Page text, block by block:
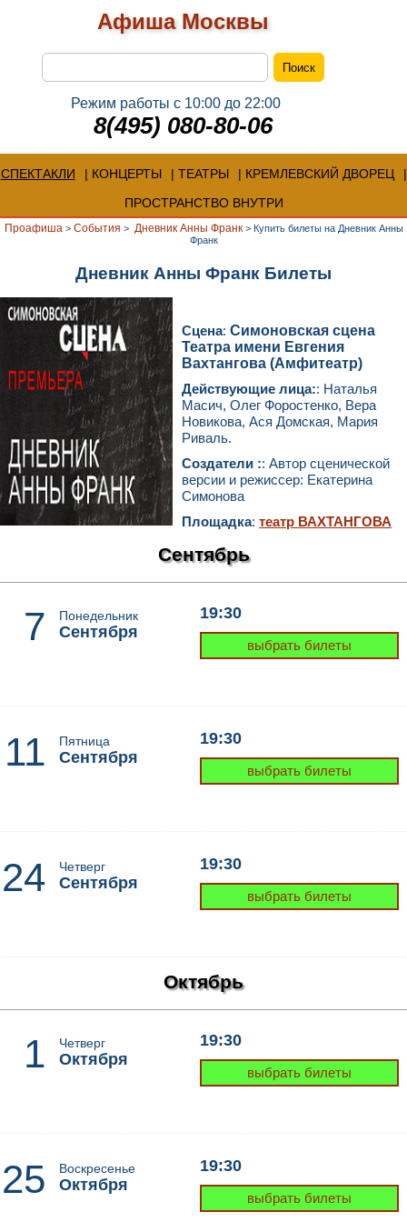
Афиша Москвы
Режим работы с 10:00 до 22:00
8(495) 080-80-06
СПЕКТАКЛИ КОНЦЕРТЫ ТЕАТРЫ
КРЕМЛЕВСКИЙ ДВОРЕЦ
ПРОСТРАНСТВО ВНУТРИ
Проафиша > События > Дневник Анны Франк> Купить билеты на Дневник Анны
Франк
Дневник Анны Франк Билеты
Сцена: Симоновская сцена
Театра имени Евгения
Вахтангова (Амфитеатр)
Действующие лица:: Наталья
Масич, Олег Форостенко, Вера
Новикова, Ася Домская, Мария
Риваль.
Создатели :: Автор сценической
версии и режиссер: Екатерина
Симонова
Площадка: театр ВАХТАНГОВА
Сентябрь
7 Понедельник
Сентября
19:30
выбрать билеты
11 Пятница
Сентября
19:30
выбрать билеты
24 Четверг
Сентября
19:30
выбрать билеты
Октябрь
1 Четверг
Октября
19:30
выбрать билеты
25 Воскресенье
Октября
19:30
выбрать билеты